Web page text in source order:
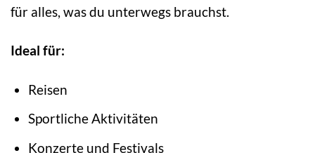
für alles, was du unterwegs brauchst.
Ideal für:
Reisen
Sportliche Aktivitäten
Konzerte und Festivals